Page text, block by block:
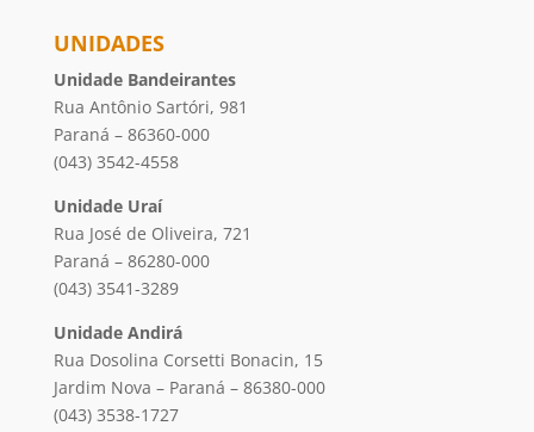
UNIDADES
Unidade Bandeirantes
Rua Antônio Sartóri, 981
Paraná – 86360-000
(043) 3542-4558
Unidade Uraí
Rua José de Oliveira, 721
Paraná – 86280-000
(043) 3541-3289
Unidade Andirá
Rua Dosolina Corsetti Bonacin, 15
Jardim Nova – Paraná – 86380-000
(043) 3538-1727